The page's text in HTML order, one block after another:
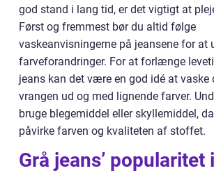
god stand i lang tid, er det vigtigt at
Først og fremmest bør du altid følge
vaskeanvisningerne på jeansene for at
farveforandringer. For at forlænge
jeans kan det være en god idé at vaske
vrangen ud og med lignende farver.
bruge blegemiddel eller skyllemiddel,
påvirke farven og kvaliteten af stoffet.
Grå jeans’ popularitet